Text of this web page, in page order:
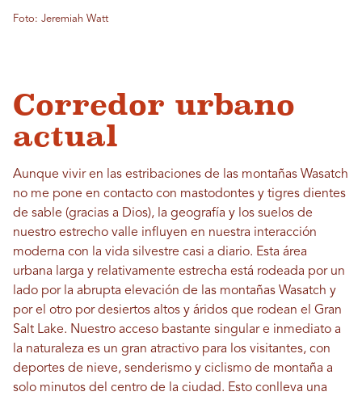
Foto: Jeremiah Watt
Corredor urbano
actual
Aunque vivir en las estribaciones de las montañas Wasatch
no me pone en contacto con mastodontes y tigres dientes
de sable (gracias a Dios), la geografía y los suelos de
nuestro estrecho valle influyen en nuestra interacción
moderna con la vida silvestre casi a diario. Esta área
urbana larga y relativamente estrecha está rodeada por un
lado por la abrupta elevación de las montañas Wasatch y
por el otro por desiertos altos y áridos que rodean el Gran
Salt Lake. Nuestro acceso bastante singular e inmediato a
la naturaleza es un gran atractivo para los visitantes, con
deportes de nieve, senderismo y ciclismo de montaña a
solo minutos del centro de la ciudad. Esto conlleva una